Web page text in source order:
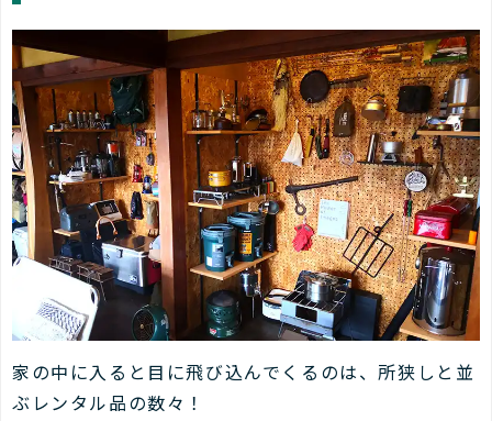
家の中に入ると目に飛び込んでくるのは、所狭しと並
ぶレンタル品の数々！